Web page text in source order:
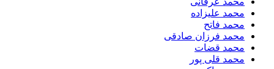
محمد علیزاده
محمد فاتح
محمد فرزان صادقی
محمد قضات
محمد قلی پور